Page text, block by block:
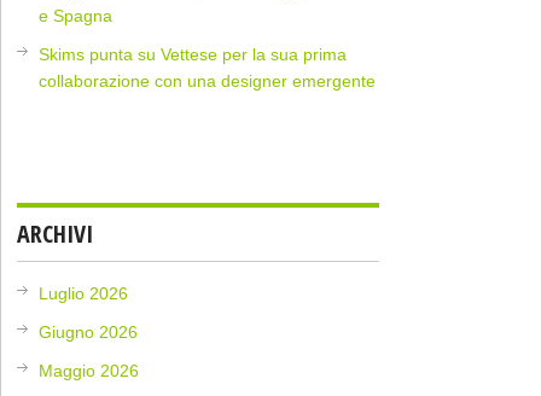
e Spagna
Skims punta su Vettese per la sua prima
collaborazione con una designer emergente
ARCHIVI
Luglio 2026
Giugno 2026
Maggio 2026